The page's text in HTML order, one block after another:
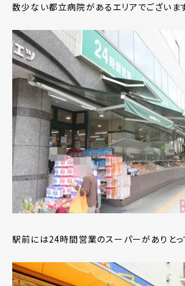
数少ない都立病院があるエリアでございます
駅前には24時間営業のスーパーがありと